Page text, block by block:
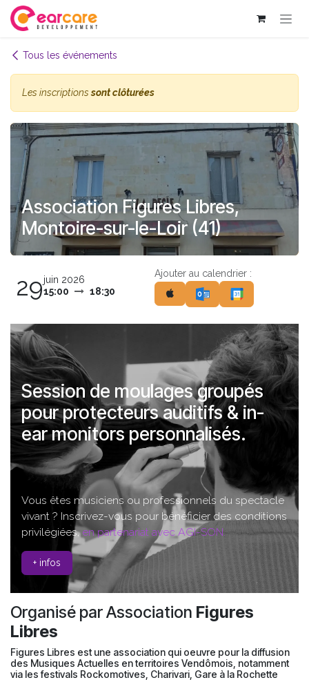
Se rendre au contenu
Tous les événements
Les inscriptionssont clôturées
Association Figures Libres,
Montoire-sur-le-Loir (41)
29juin 2026
15:00
18:30
Ajouter au calendrier :
Session de moulages groupés
pour protecteurs auditifs & in-
ear monitors personnalisés.
Vous êtes musiciens ou professionnels du spectacle
vivant ? Inscrivez-vous pour bénéficier des conditions
privilégiées,en partenariat avec AGI-SON.
+ infos
Organisé par Association Figures
Libres
Figures Libres est une association qui oeuvre pour la diffusion
des Musiques Actuelles en territoires Vendômois, notamment
via les festivals Rockomotives, Charivari, Gare à la Rochette